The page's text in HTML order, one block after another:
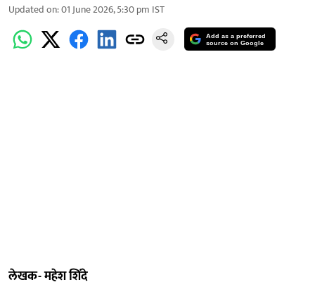
Updated on:01 June 2026, 5:30 pm IST
Add as a preferred
source on Google
लेखक- महेश शिंदे